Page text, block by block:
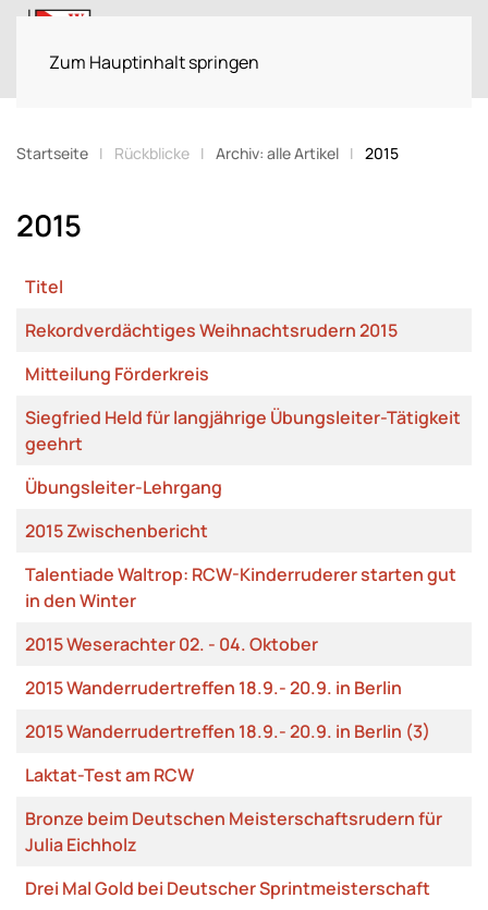
Zum Hauptinhalt springen
Startseite Rückblicke Archiv: alle Artikel 2015
2015
Beiträge
Titel
Rekordverdächtiges Weihnachtsrudern 2015
Mitteilung Förderkreis
Siegfried Held für langjährige Übungsleiter-Tätigkeit
geehrt
Übungsleiter-Lehrgang
2015 Zwischenbericht
Talentiade Waltrop: RCW-Kinderruderer starten gut
in den Winter
2015 Weserachter 02. - 04. Oktober
2015 Wanderrudertreffen 18.9.- 20.9. in Berlin
2015 Wanderrudertreffen 18.9.- 20.9. in Berlin (3)
Laktat-Test am RCW
Bronze beim Deutschen Meisterschaftsrudern für
Julia Eichholz
Drei Mal Gold bei Deutscher Sprintmeisterschaft